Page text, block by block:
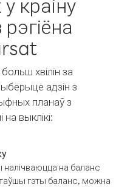
краіну
рэгіёна
хвілін за
адзін з
планаў з
на выклікі:
на баланс
гэты баланс, можна